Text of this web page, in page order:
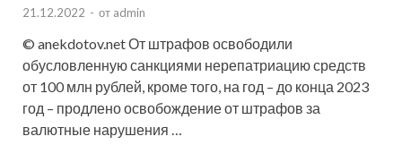
21.12.2022 - от admin
© anekdotov.net От штрафов освободили
обусловленную санкциями нерепатриацию средств
от 100 млн рублей, кроме того, на год – до конца 2023
год – продлено освобождение от штрафов за
валютные нарушения …